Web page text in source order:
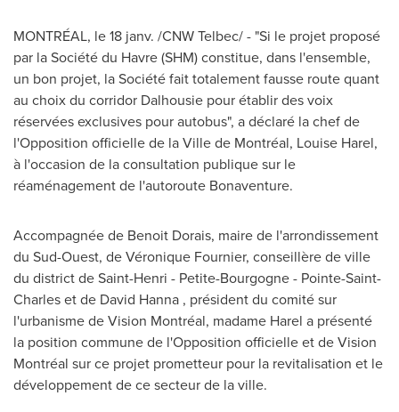
MONTRÉAL, le 18 janv. /CNW Telbec/ - "Si le projet proposé
par la Société du Havre (SHM) constitue, dans l'ensemble,
un bon projet, la Société fait totalement fausse route quant
au choix du corridor Dalhousie pour établir des voix
réservées exclusives pour autobus", a déclaré la chef de
l'Opposition officielle de la Ville de Montréal, Louise Harel,
à l'occasion de la consultation publique sur le
réaménagement de l'autoroute Bonaventure.
Accompagnée de Benoit Dorais, maire de l'arrondissement
du Sud-Ouest, de Véronique Fournier, conseillère de ville
du district de Saint-Henri - Petite-Bourgogne - Pointe-Saint-
Charles et de David Hanna , président du comité sur
l'urbanisme de Vision Montréal, madame Harel a présenté
la position commune de l'Opposition officielle et de Vision
Montréal sur ce projet prometteur pour la revitalisation et le
développement de ce secteur de la ville.